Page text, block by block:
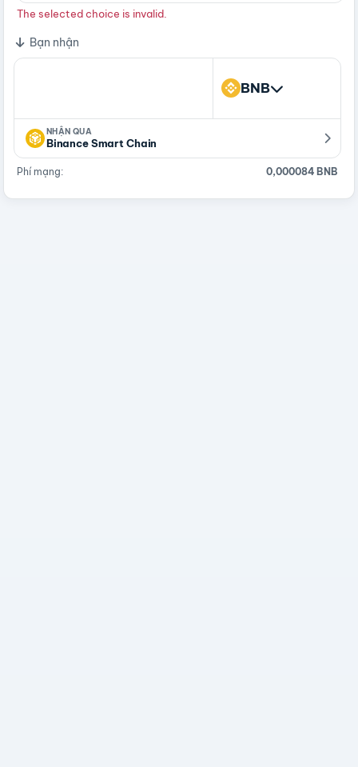
The selected choice is invalid.
Bạn nhận
BNB
NHẬN QUA
Binance Smart Chain
Phí mạng: 0,000084 BNB